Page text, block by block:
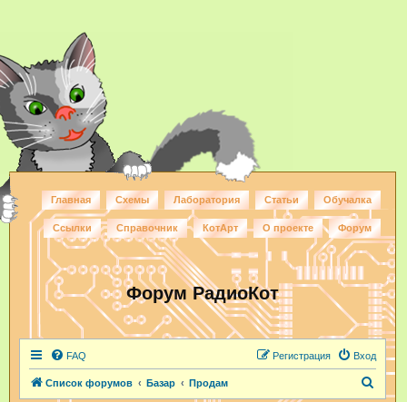
Главная Схемы Лаборатория Статьи Обучалка
Ссылки Справочник КотАрт О проекте Форум
Форум РадиоКот
FAQ Вход
Регистрация
Список форумов Базар Продам